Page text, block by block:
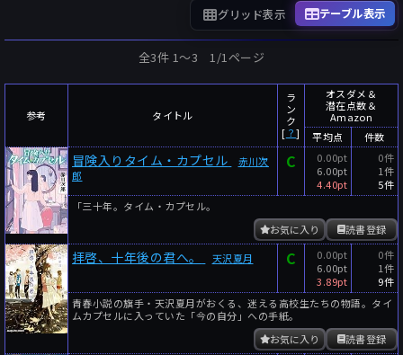
グリッド表示 テーブル表示
全3件 1〜3 1/1ページ
参考 タイトル
ラ
ン
ク
[ ？]
オスダメ＆
潜在点数＆
Amazon
平均点
件数
冒険入りタイム・カプセル
赤川次
郎
C
0.00pt
6.00pt
4.40pt
0件
1件
5件
「三十年。タイム・カプセル。
読書登録
お気に入り
拝啓、十年後の君へ。 天沢夏月 C
0.00pt
6.00pt
3.89pt
0件
1件
9件
青春小説の旗手・天沢夏月がおくる、迷える高校生たちの物語。タイ
ムカプセルに入っていた「今の自分」への手紙。
読書登録
お気に入り